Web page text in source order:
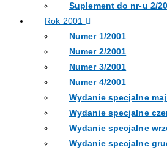
Suplement do nr-u 2/
Rok 2001
Numer 1/2001
Numer 2/2001
Numer 3/2001
Numer 4/2001
Wydanie specjalne
Wydanie specjalne
Wydanie specjalne
Wydanie specjalne